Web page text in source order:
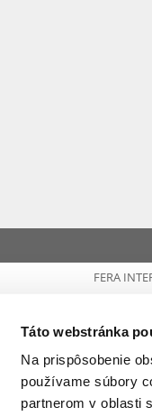
Táto webstránka
Na prispôsobenie
používame súbory
partnerom v oblasti
FERA